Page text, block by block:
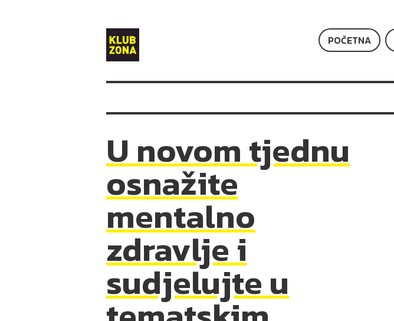
Klub
Zona
POČETNA
U novom tjednu
osnažite
mentalno
zdravlje i
sudjelujte u